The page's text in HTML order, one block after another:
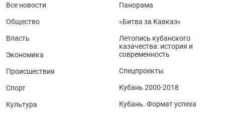
Все новости
Общество
Власть
Экономика
Происшествия
Спорт
Культура
Панорама
«Битва за Кавказ»
Летопись кубанского
казачества: история и
современность
Спецпроекты
Кубань 2000-2018
Кубань. Формат успеха